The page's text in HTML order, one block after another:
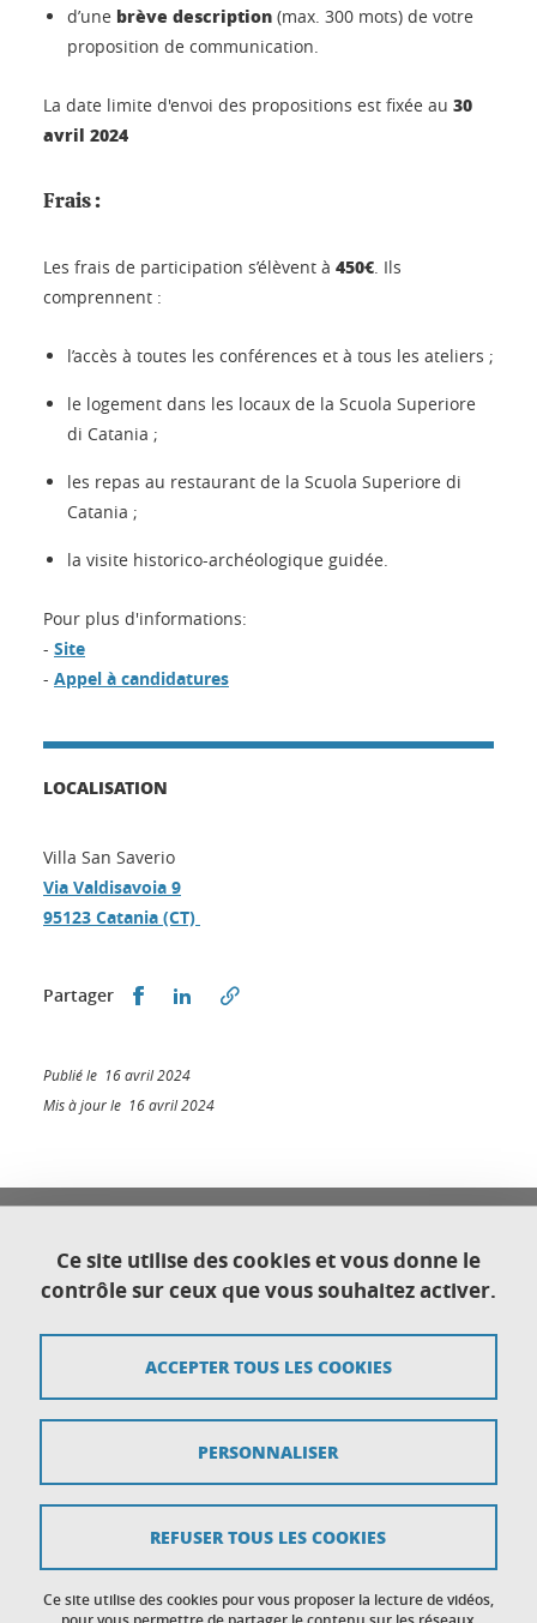
d’une brève description (max. 300 mots) de votre
proposition de communication.
La date limite d'envoi des propositions est fixée au 30
avril 2024
Frais :
Les frais de participation s’élèvent à 450€ . Ils
comprennent :
l’accès à toutes les conférences et à tous les ateliers ;
le logement dans les locaux de la Scuola Superiore
di Catania ;
les repas au restaurant de la Scuola Superiore di
Catania ;
la visite historico-archéologique guidée.
Pour plus d'informations:
- Site
- Appel à candidatures
LOCALISATION
Villa San Saverio
Via Valdisavoia 9
95123 Catania (CT)
Partager Partager sur Facebook
Partager sur LinkedIn
Publié le 16 avril 2024
Mis à jour le 16 avril 2024
Université Grenoble Alpes
Direction générale déléguée au Développement
international et territorial
38058 Grenoble cedex 9
Plan du site
Données personnelles
Gestion des cookies
Ce site utilise des cookies et vous donne le
contrôle sur ceux que vous souhaitez activer.
Ce site utilise des cookies pour vous proposer la lecture de vidéos,
ACCEPTER TOUS LES COOKIES
REFUSER TOUS LES COOKIES
PERSONNALISER